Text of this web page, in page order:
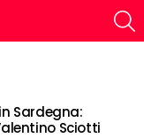
Sardegna:
Sciotti